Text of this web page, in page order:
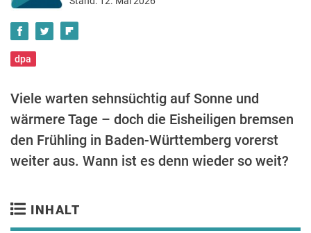
dpa
Viele warten sehnsüchtig auf Sonne und
wärmere Tage – doch die Eisheiligen bremsen
den Frühling in Baden-Württemberg vorerst
weiter aus. Wann ist es denn wieder so weit?
INHALT